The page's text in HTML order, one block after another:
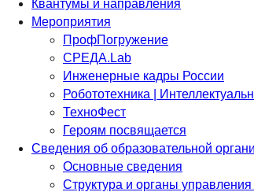
Квантумы и направления
Мероприятия
ПрофПогружение
СРЕДА.Lab
Инженерные кадры России
Робототехника |
ТехноФест
Героям посвящается
Сведения об образовательной
Основные сведения
Структура и органы